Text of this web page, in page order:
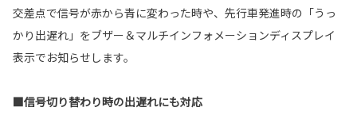
交差点で信号が赤から青に変わった時や、先行車発進時の「うっ
かり出遅れ」をブザー＆マルチインフォメーションディスプレイ
表示でお知らせします。
■信号切り替わり時の出遅れにも対応